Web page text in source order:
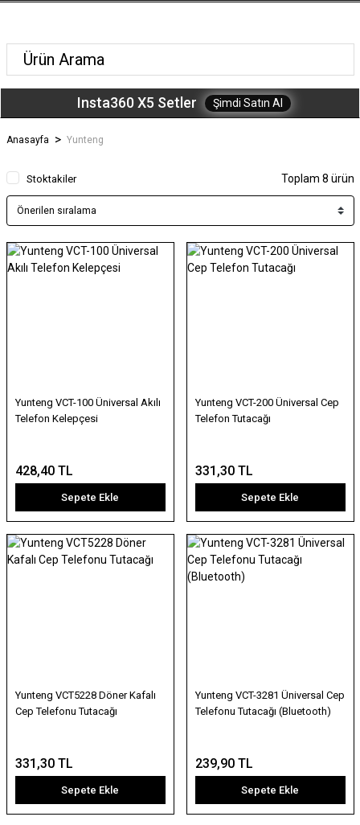
Insta360 X5 Setler Şimdi Satın Al
Anasayfa Yunteng
Stoktakiler Toplam 8 ürün
Yunteng VCT-100 Üniversal Akılı
Telefon Kelepçesi
428,40 TL
Sepete Ekle
Yunteng VCT-200 Üniversal Cep
Telefon Tutacağı
331,30 TL
Sepete Ekle
Yunteng VCT5228 Döner Kafalı
Cep Telefonu Tutacağı
331,30 TL
Sepete Ekle
Yunteng VCT-3281 Üniversal Cep
Telefonu Tutacağı (Bluetooth)
239,90 TL
Sepete Ekle